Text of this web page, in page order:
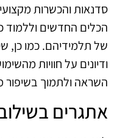
סדנאות והכשרות
הכלים החדשים וללמוד
של תלמידיהם. כמו כן,
ודיונים על חוויות
השראה ולתמוך בשיפור
אתגרים